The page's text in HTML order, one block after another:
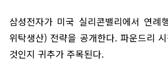
삼성전자가 미국 실리콘밸리에서 연
위탁생산) 전략을 공개한다. 파운드리
것인지 귀추가 주목된다.